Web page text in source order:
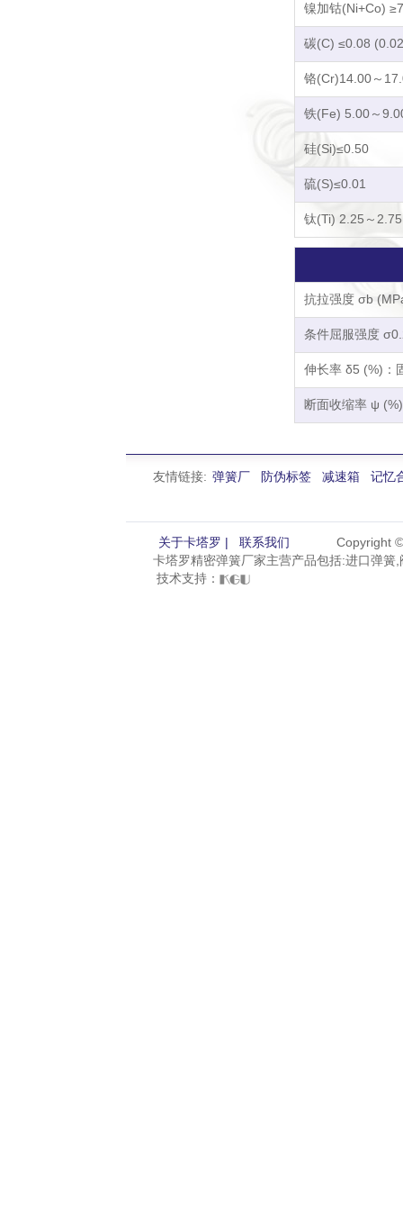
镍加钴(Ni+Co)
碳(C) ≤0.08
铬(Cr)14.00～
铁(Fe) 5.00～
硅(Si)≤0.50
硫(S)≤0.01
钛(Ti) 2.25～2.75
抗拉强度 σb
条件屈服强度
伸长率 δ5 (%)
断面收缩率 ψ
友情链接: 弹簧厂 防伪标签 减速箱 记忆
关于卡塔罗 | 联系我们
Copyright
卡塔罗精密弹簧厂家主营产品包括:进口弹
技术支持：